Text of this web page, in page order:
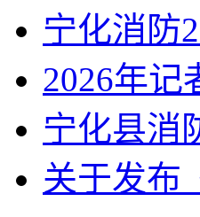
宁化消防
2026年记
宁化县消
关于发布